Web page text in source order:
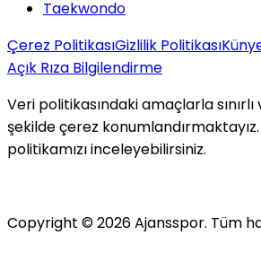
Taekwondo
Çerez PolitikasıGizlilik Politikası
Açık Rıza Bilgilendirme
Veri politikasındaki amaçlarla
şekilde çerez
politikamızı inceleyebilirsiniz.
Copyright ©2026Ajansspor. Tüm